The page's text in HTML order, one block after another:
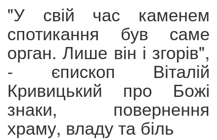
"У свій час каменем
спотикання був саме
орган. Лише він і згорів",
- єпископ Віталій
Кривицький про Божі
знаки, повернення
храму, владу та біль